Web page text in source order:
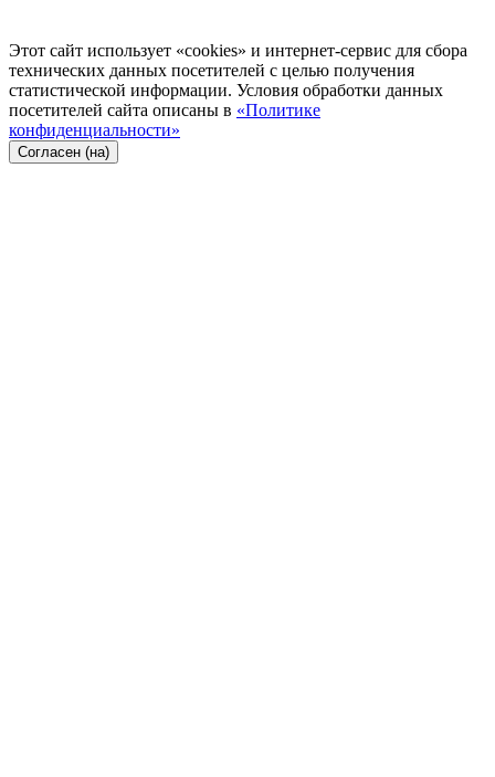
Этот сайт использует «cookies» и интернет-сервис для сбора
технических данных посетителей с целью получения
статистической информации. Условия обработки данных
посетителей сайта описаны в «Политике
конфиденциальности»
Согласен (на)